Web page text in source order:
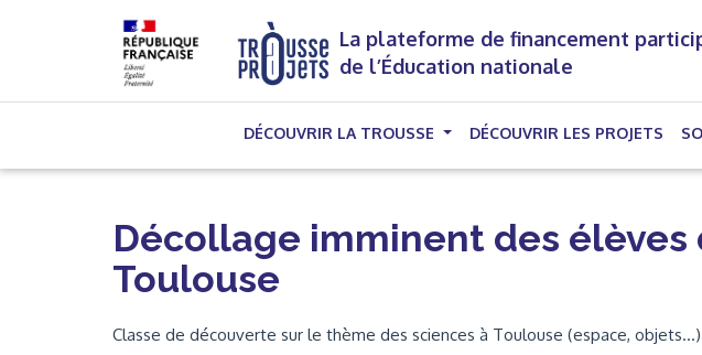
La plateforme de financement
de l’Éducation nationale
DÉCOUVRIR LA TROUSSE DÉCOUVRIR LES PROJETS
Décollage imminent des élèves
Toulouse
Classe de découverte sur le thème des sciences à Toulouse (espace, objets...)